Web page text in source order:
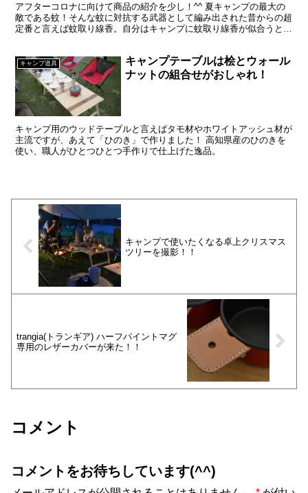
アフターコロナに向けて商品の紹介を少し！^^ 夏キャンプの最大の
敵である蚊！そんな蚊に対抗する武器として編み出された昔からの超
定番と言えば蚊取り線香。自分はキャンプに蚊取り線香が似合うと思
キャンプ道具
キャンプテーブルは桧とウォール
ナットの組合せがおしゃれ！
キャンプ用のウッドテーブルと言えばタモ材やホワイトアッシュ材が
主流ですが、あえて「ひのき」で作りました！ 高知県産のひのきを
使い、職人がひとつひとつ手作りで仕上げた逸品。
キャンプで使いたくなる卓上クリスマス
ツリーを撮影！！
trangia(トランギア) ハーフパイントマグ
専用のレザーカバーが来た！！
コメント
コメントをお待ちしています(^^)